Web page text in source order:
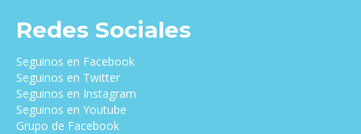
Redes Sociales
Seguinos en Facebook
Seguinos en Twitter
Seguinos en Instagram
Seguinos en Youtube
Grupo de Facebook